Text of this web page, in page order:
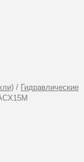
/ Гидравлические